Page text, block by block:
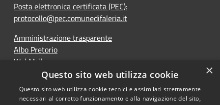
Posta elettronica certificata (PEC):
protocollo@pec.comunedifaleria.it
Amministrazione trasparente
Albo Pretorio
WebMail
Dichiarazione di accessibilità
×
Questo sito web utilizza cookie
Questo sito web utilizza cookie tecnici e assimilati strettamente
necessari al corretto funzionamento e alla navigazione del sito,